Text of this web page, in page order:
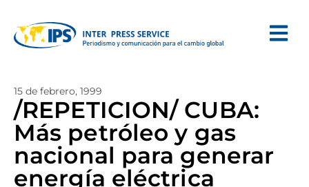
15 de febrero, 1999
/REPETICION/ CUBA:
Más petróleo y gas
nacional para generar
energía eléctrica